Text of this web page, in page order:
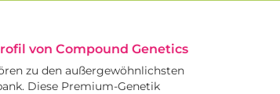
von Compound Genetics
zu den außergewöhnlichsten
Diese Premium-Genetik